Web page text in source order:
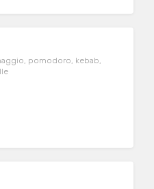
pomodoro, kebab,